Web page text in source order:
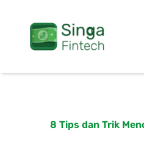
content
8 Tips dan Trik